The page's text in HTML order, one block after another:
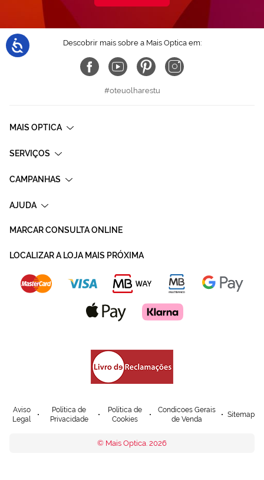
Descobrir mais sobre a Mais Optica em:
#oteuolharestu
MAIS OPTICA
SERVIÇOS
CAMPANHAS
AJUDA
MARCAR CONSULTA ONLINE
LOCALIZAR A LOJA MAIS PRÓXIMA
Aviso
Legal
Política de
Privacidade
Política de
Cookies
Condicoes Gerais
de Venda
Sitemap
© Mais Optica. 2026